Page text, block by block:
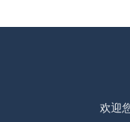
欢迎